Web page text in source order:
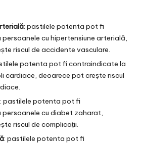
: pastilele potenta pot fi
cu hipertensiune arterială,
riscul de accidente vasculare.
potenta pot fi contraindicate la
cardiace, deoarece pot crește riscul
: pastilele potenta pot fi
cu diabet zaharat,
riscul de complicații.
: pastilele potenta pot fi